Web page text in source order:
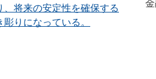
将来の安定性を確保する
りになっている。